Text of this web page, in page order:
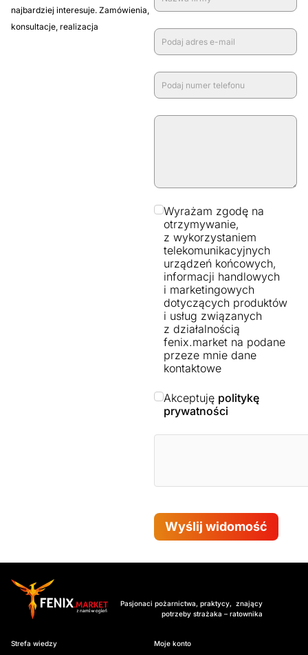
najbardziej interesuje. Zamówienia,
konsultacje, realizacja
Wyrażam zgodę na
otrzymywanie,
z wykorzystaniem
telekomunikacyjnych
urządzeń końcowych,
informacji handlowych
i marketingowych
dotyczących produktów
i usług związanych
z działalnością
fenix.market na podane
przeze mnie dane
kontaktowe
Akceptuję politykę
prywatności
Wyślij widomość
Pasjonaci pożarnictwa, praktycy, znający
potrzeby strażaka – ratownika
Strefa wiedzy Moje konto